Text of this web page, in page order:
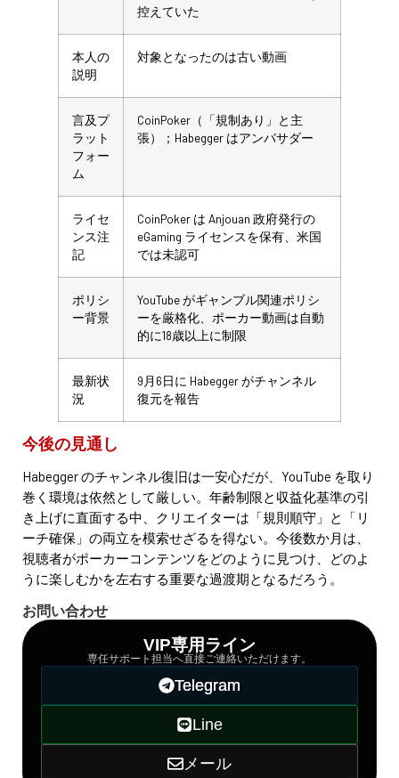
控えていた
本人の
説明
対象となったのは古い動画
言及プ
ラット
フォー
ム
CoinPoker（「規制あり」と主
張）；Habegger はアンバサダー
ライセ
ンス注
記
CoinPoker は Anjouan 政府発行の
eGaming ライセンスを保有、米国
では未認可
ポリシ
ー背景
YouTube がギャンブル関連ポリシ
ーを厳格化、ポーカー動画は自動
的に18歳以上に制限
最新状
況
9月6日に Habegger がチャンネル
復元を報告
今後の見通し
Habegger のチャンネル復旧は一安心だが、YouTube を取り
巻く環境は依然として厳しい。年齢制限と収益化基準の引
き上げに直面する中、クリエイターは「規則順守」と「リ
ーチ確保」の両立を模索せざるを得ない。今後数か月は、
視聴者がポーカーコンテンツをどのように見つけ、どのよ
うに楽しむかを左右する重要な過渡期となるだろう。
お問い合わせ
VIP専用ライン
専任サポート担当へ直接ご連絡いただけます。
Telegram
Line
メール